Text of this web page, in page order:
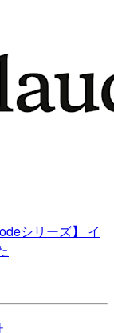
シリーズ】 イ